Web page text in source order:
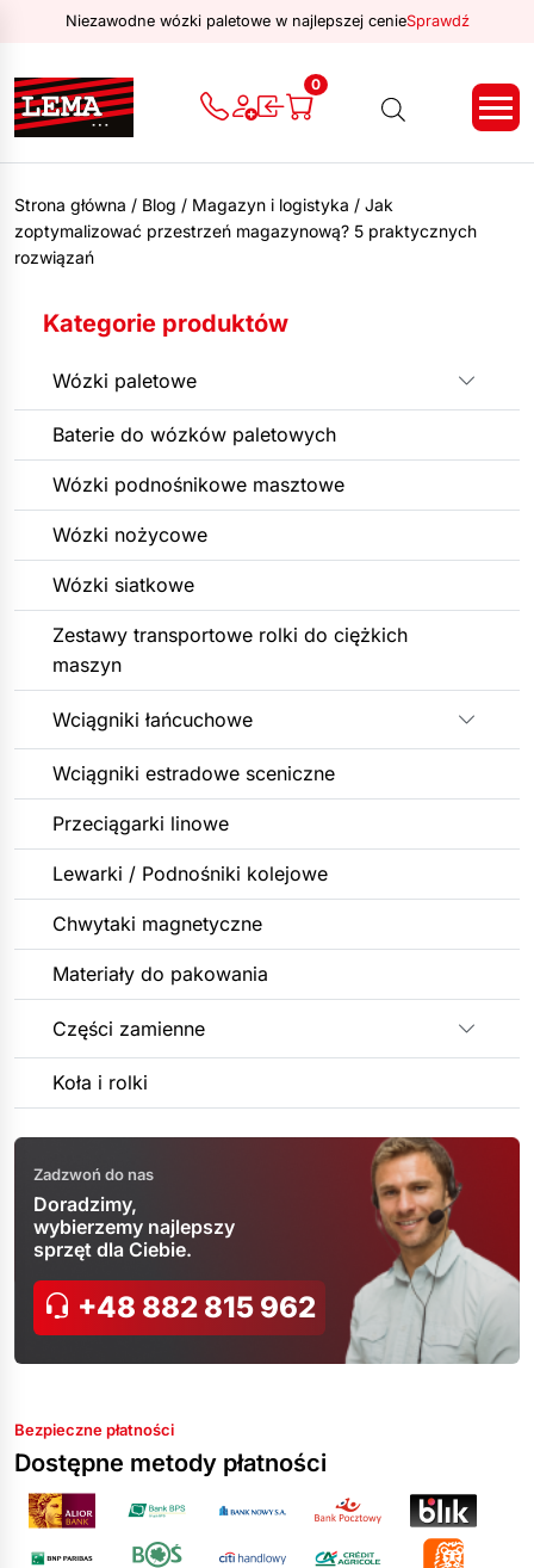
Niezawodne wózki paletowe w najlepszej cenieSprawdź
0
Strona główna / Blog / Magazyn i logistyka / Jak
zoptymalizować przestrzeń magazynową? 5 praktycznych
rozwiązań
Kategorie produktów
Wózki paletowe
Baterie do wózków paletowych
Wózki podnośnikowe masztowe
Wózki nożycowe
Wózki siatkowe
Zestawy transportowe rolki do ciężkich
maszyn
Wciągniki łańcuchowe
Wciągniki estradowe sceniczne
Przeciągarki linowe
Lewarki / Podnośniki kolejowe
Chwytaki magnetyczne
Materiały do pakowania
Części zamienne
Koła i rolki
Zadzwoń do nas
Doradzimy,
wybierzemy najlepszy
sprzęt dla Ciebie.
+48 882 815 962
Bezpieczne płatności
Dostępne metody płatności